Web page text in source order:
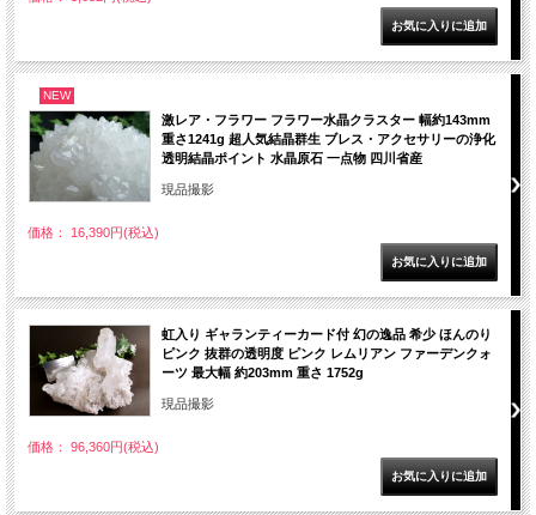
NEW
激レア・フラワー フラワー水晶クラスター 幅約143mm
重さ1241g 超人気結晶群生 ブレス・アクセサリーの浄化
透明結晶ポイント 水晶原石 一点物 四川省産
現品撮影
価格： 16,390円(税込)
虹入り ギャランティーカード付 幻の逸品 希少 ほんのり
ピンク 抜群の透明度 ピンク レムリアン ファーデンクォ
ーツ 最大幅 約203mm 重さ 1752g
現品撮影
価格： 96,360円(税込)